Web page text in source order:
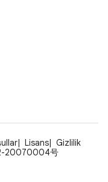
Lisans
Gizlilik
20070004号